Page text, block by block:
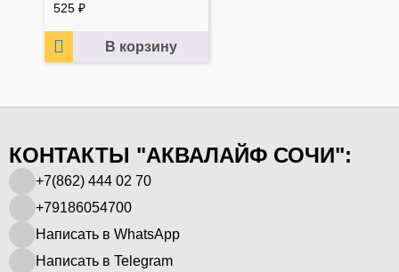
525 ₽
В корзину
КОНТАКТЫ "АКВАЛАЙФ СОЧИ":
+7(862) 444 02 70
+79186054700
Написать в WhatsApp
Написать в Telegram